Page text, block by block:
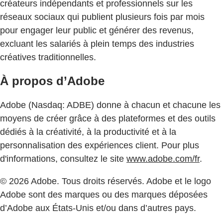
créateurs indépendants et professionnels sur les
réseaux sociaux qui publient plusieurs fois par mois
pour engager leur public et générer des revenus,
excluant les salariés à plein temps des industries
créatives traditionnelles.
À propos d’Adobe
Adobe (Nasdaq: ADBE) donne à chacun et chacune les
moyens de créer grâce à des plateformes et des outils
dédiés à la créativité, à la productivité et à la
personnalisation des expériences client. Pour plus
d'informations, consultez le site www.adobe.com/fr.
© 2026 Adobe. Tous droits réservés. Adobe et le logo
Adobe sont des marques ou des marques déposées
d’Adobe aux États-Unis et/ou dans d’autres pays.